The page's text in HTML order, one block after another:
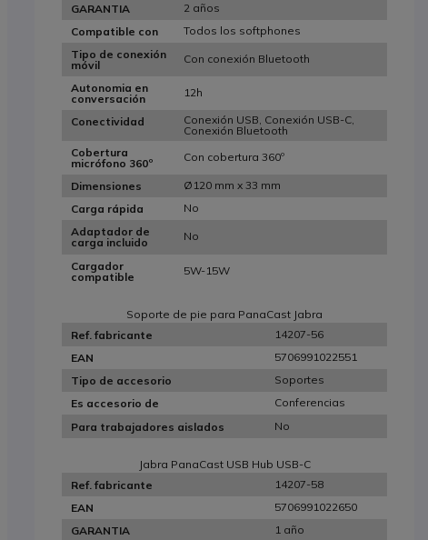
GARANTIA
2 años
Compatible con
Todos los softphones
Tipo de conexión
móvil
Con conexión Bluetooth
Autonomia en
conversación
12h
Conectividad
Conexión USB, Conexión USB-C,
Conexión Bluetooth
Cobertura
micrófono 360º
Con cobertura 360º
Dimensiones
Ø120 mm x 33 mm
Carga rápida
No
Adaptador de
carga incluido
No
Cargador
compatible
5W-15W
Soporte de pie para PanaCast Jabra
Ref. fabricante
14207-56
EAN
5706991022551
Tipo de accesorio
Soportes
Es accesorio de
Conferencias
Para trabajadores aislados
No
Jabra PanaCast USB Hub USB-C
Ref. fabricante
14207-58
EAN
5706991022650
GARANTIA
1 año